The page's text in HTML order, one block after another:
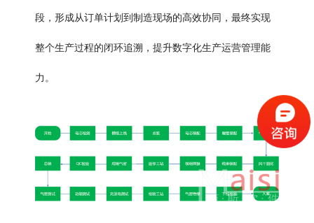
段，形成从订单计划到制造现场的高效协同，最终实现
整个生产过程的闭环追溯，提升数字化生产运营管理能
力。